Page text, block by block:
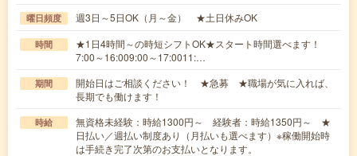
曜日頻度 週3日～5日OK（月～金） ★土日休みOK
時間
★1日4時間～の時短シフトOK★スタート時間選べます！
7:00～16:009:00～17:0011:…
期間
開始日はご相談ください！ ★急募 ★職場が気に入れば、
長期でも働けます！
時給
無資格未経験：時給1300円～ 経験者：時給1350円～ ★
日払い／週払い制度あり（月払いも選べます）※稼働開始時
は手続き完了次第のお支払いとなります。